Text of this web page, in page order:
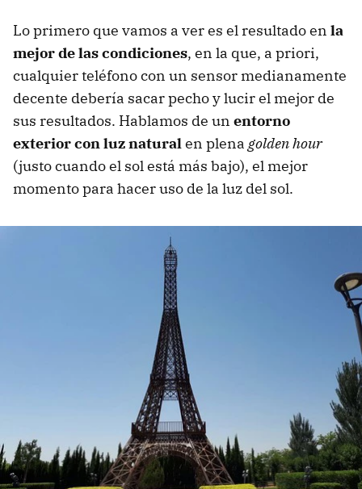
Lo primero que vamos a ver es el resultado en la
mejor de las condiciones, en la que, a priori,
cualquier teléfono con un sensor medianamente
decente debería sacar pecho y lucir el mejor de
sus resultados. Hablamos de un entorno
exterior con luz naturalen plena golden hour
(justo cuando el sol está más bajo), el mejor
momento para hacer uso de la luz del sol.